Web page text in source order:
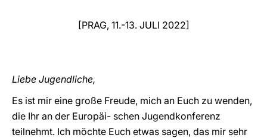
[PRAG, 11.-13. JULI 2022]
Liebe Jugendliche,
Es ist mir eine große Freude, mich an Euch zu wenden,
die Ihr an der Europäi- schen Jugendkonferenz
teilnehmt. Ich möchte Euch etwas sagen, das mir sehr